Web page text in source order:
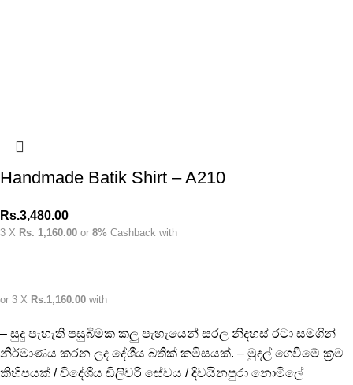
Handmade Batik Shirt – A210
Rs.3,480.00
3 X Rs. 1,160.00 or 8% Cashback with
or 3 X Rs.1,160.00 with
– සුදු පැහැති පසුබිමක කලු පැහැයෙන් සරල නිදහස් රටා සමගින්
නිර්මාණය කරන ලද දේශීය බතික් කමිසයක්. – මුදල් ගෙවීමේ ක්‍රම
කිහිපයක් / විදේශීය ඩිලිවරි සේවය / දිවයිනපුරා නොමිලේ